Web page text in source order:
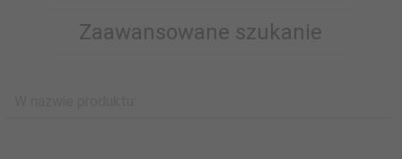
Zaawansowane szukanie